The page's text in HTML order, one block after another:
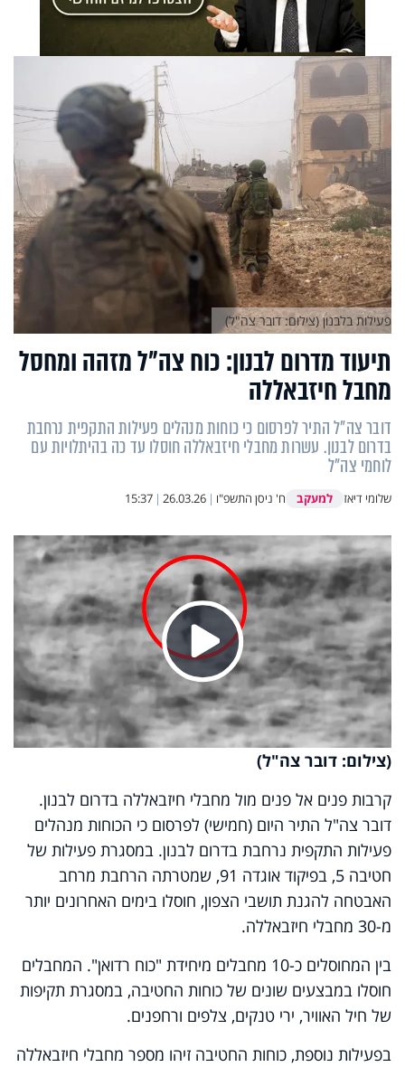
תיעוד מדרום לבנון: כוח צה"ל מזהה ומחסל
מחבל חיזבאללה
דובר צה"ל התיר לפרסום כי כוחות מנהלים פעילות התקפית נרחבת
בדרום לבנון. עשרות מחבלי חיזבאללה חוסלו עד כה בהיתלויות עם
לוחמי צה"ל
שלומי דיאז למעקב ח' ניסן התשפ"ו |
26.03.26
|
15:37
פעילות בלבנון (צילום: דובר צה"ל)
Play
Video
(צילום: דובר צה"ל)
קרבות פנים אל פנים מול מחבלי חיזבאללה בדרום לבנון.
דובר צה"ל התיר היום (חמישי) לפרסום כי הכוחות מנהלים
פעילות התקפית נרחבת בדרום לבנון. במסגרת פעילות של
חטיבה 5, בפיקוד אוגדה 91, שמטרתה הרחבת מרחב
האבטחה להגנת תושבי הצפון, חוסלו בימים האחרונים יותר
מ-30 מחבלי חיזבאללה.
בין המחוסלים כ-10 מחבלים מיחידת "כוח רדואן". המחבלים
חוסלו במבצעים שונים של כוחות החטיבה, במסגרת תקיפות
של חיל האוויר, ירי טנקים, צלפים ורחפנים.
בפעילות נוספת, כוחות החטיבה זיהו מספר מחבלי חיזבאללה